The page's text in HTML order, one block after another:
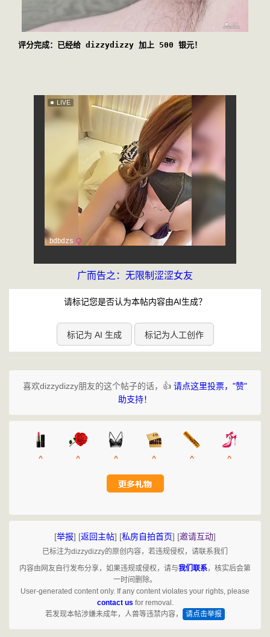
评分完成：已经给 dizzydizzy 加上 500 银元！
广而告之：无限制涩涩女友
请标记您是否认为本帖内容由AI生成？
标记为 AI 生成 标记为人工创作
喜欢dizzydizzy朋友的这个帖子的话，👍 请点这里投票，"赞"
助支持！
^ ^ ^ ^ ^ ^
[举报] [返回主帖] [私房自拍首页] [邀请互动]
已标注为dizzydizzy的原创内容，若违规侵权，请联系我们
内容由网友自行发布分享，如果违规或侵权，请与我们联系，核实后会第
一时间删除。
User-generated content only. If any content violates your rights, please
contact us for removal.
若发现本帖涉嫌未成年，人兽等违禁内容，
请点击举报